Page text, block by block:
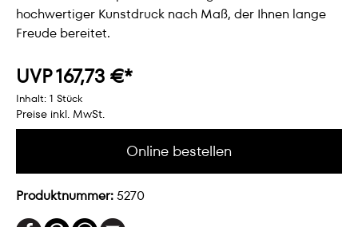
hochwertiger Kunstdruck nach Maß, der Ihnen lange
Freude bereitet.
UVP 167,73 €*
Inhalt: 1 Stück
Preise inkl. MwSt.
Online bestellen
Produktnummer:5270